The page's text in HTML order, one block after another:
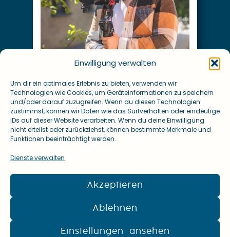
Einwilligung verwalten
Um dir ein optimales Erlebnis zu bieten, verwenden wir
Technologien wie Cookies, um Geräteinformationen zu speichern
und/oder darauf zuzugreifen. Wenn du diesen Technologien
zustimmst, können wir Daten wie das Surfverhalten oder eindeutige
IDs auf dieser Website verarbeiten. Wenn du deine Einwilligung
nicht erteilst oder zurückziehst, können bestimmte Merkmale und
Funktionen beeinträchtigt werden.
Dienste verwalten
Akzeptieren
Ablehnen
Einstellungen ansehen
CONTENT PAKETE
CONTENT PAKETE
Angebot. Ihr schildert uns Eure
konzipieren für Euch das
passende Content-Paket, auf
Wunsch mit Posting-Service
und abschließender Analyse.
Euer Fachwissen im Umgang
fördern Euren
Unternehmensauftritt
strategisch.